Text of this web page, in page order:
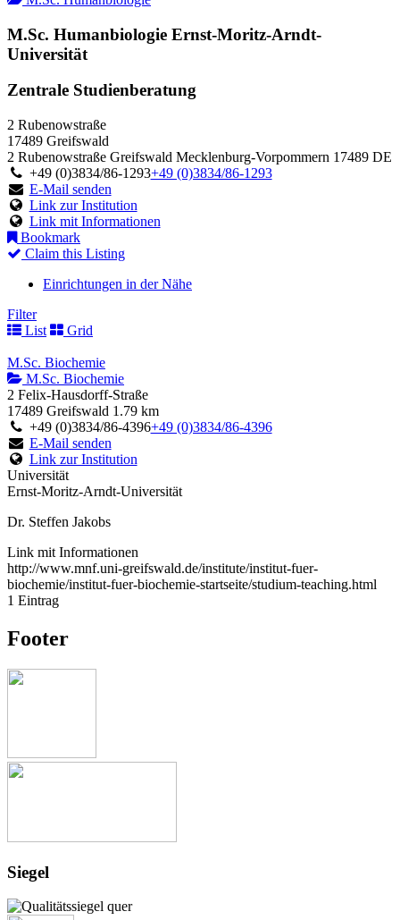
M.Sc. Humanbiologie Ernst-Moritz-Arndt-
Universität
Zentrale Studienberatung
2 Rubenowstraße
17489 Greifswald
2 Rubenowstraße Greifswald Mecklenburg-Vorpommern 17489 DE
+49 (0)3834/86-1293+49 (0)3834/86-1293
E-Mail senden
Link zur Institution
Link mit Informationen
Bookmark
Claim this Listing
Einrichtungen in der Nähe
Filter
List
Grid
M.Sc. Biochemie
M.Sc. Biochemie
2 Felix-Hausdorff-Straße
17489 Greifswald 1.79 km
+49 (0)3834/86-4396+49 (0)3834/86-4396
E-Mail senden
Link zur Institution
Universität
Ernst-Moritz-Arndt-Universität
Dr. Steffen Jakobs
Link mit Informationen
http://www.mnf.uni-greifswald.de/institute/institut-fuer-
biochemie/institut-fuer-biochemie-startseite/studium-teaching.html
1 Eintrag
Footer
Siegel